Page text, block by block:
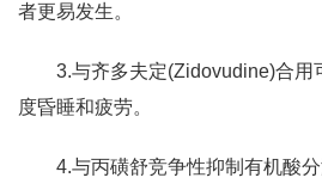
者更易发生。
3.与齐多夫定(Zidovudine)合用
度昏睡和疲劳。
4.与丙磺舒竞争性抑制有机酸